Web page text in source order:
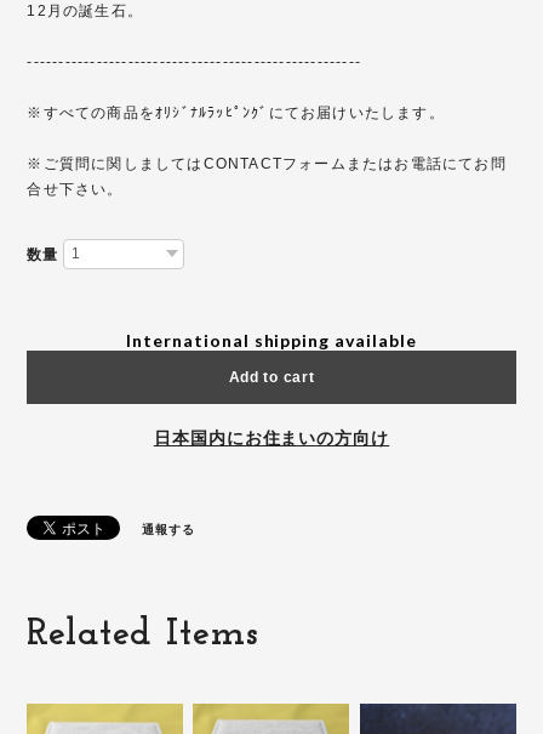
12月の誕生石。
-----------------------------------------------------
※すべての商品をｵﾘｼﾞﾅﾙﾗｯﾋﾟﾝｸﾞにてお届けいたします。
※ご質問に関しましてはCONTACTフォームまたはお電話にてお問
合せ下さい。
数量
International shipping available
Add to cart
日本国内にお住まいの方向け
通報する
Related Items